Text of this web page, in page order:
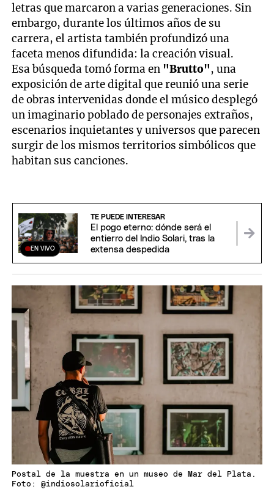
letras que marcaron a varias generaciones. Sin
embargo, durante los últimos años de su
carrera, el artista también profundizó una
faceta menos difundida: la creación visual.
Esa búsqueda tomó forma en "Brutto", una
exposición de arte digital que reunió una serie
de obras intervenidas donde el músico desplegó
un imaginario poblado de personajes extraños,
escenarios inquietantes y universos que parecen
surgir de los mismos territorios simbólicos que
habitan sus canciones.
EN VIVO
TE PUEDE INTERESAR
El pogo eterno: dónde será el
entierro del Indio Solari, tras la
extensa despedida
Postal de la muestra en un museo de Mar del Plata.
Foto: @indiosolarioficial